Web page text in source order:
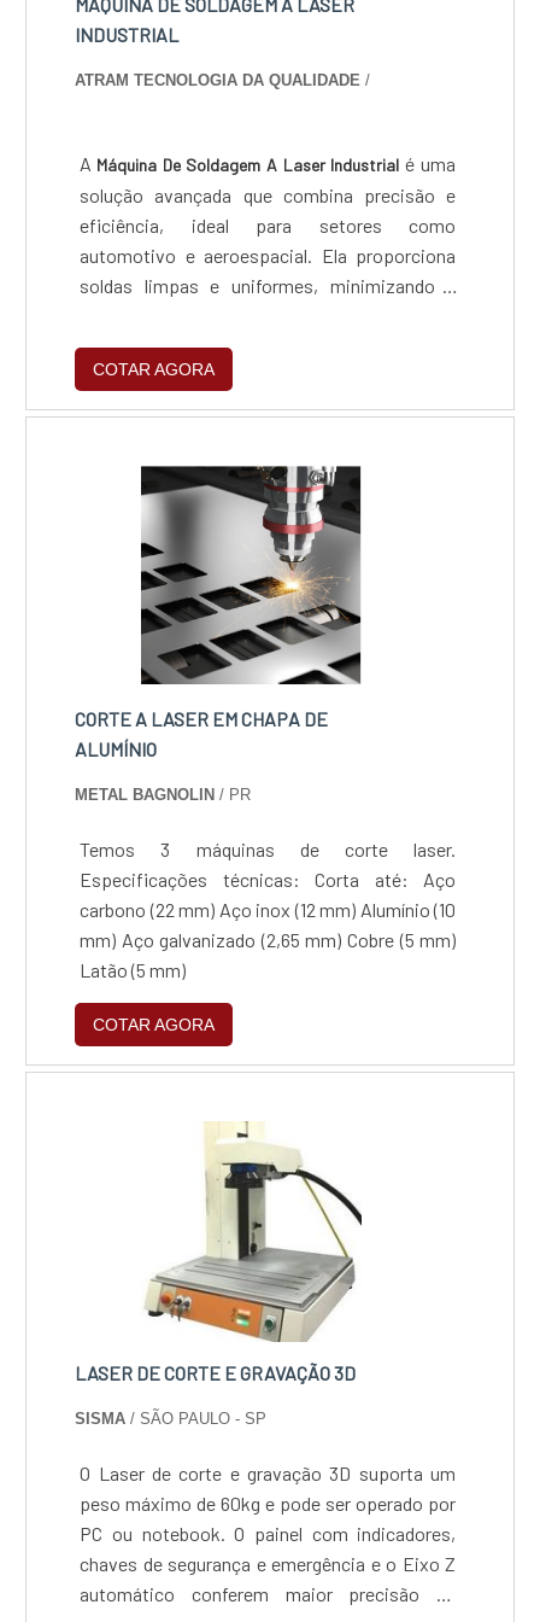
INDUSTRIAL
ATRAM TECNOLOGIA DA QUALIDADE /
A Máquina De Soldagem A Laser Industrial é uma
solução avançada que combina precisão e
eficiência, ideal para setores como
automotivo e aeroespacial. Ela proporciona
soldas limpas e uniformes, minimizando a
produtividade e redução de custos
operacionais e impactos ambientais.
COTAR AGORA
CORTE A LASER EM CHAPA DE
ALUMÍNIO
METAL BAGNOLIN / PR
Temos 3 máquinas de corte laser.
Especificações técnicas: Corta até: Aço
carbono (22 mm)‍ ‍Aço inox (12 mm)‍ ‍Alumínio (10
mm)‍ ‍Aço galvanizado (2,65 mm)‍ ‍Cobre (5 mm)
‍‍Latão (5 mm)
COTAR AGORA
LASER DE CORTE E GRAVAÇÃO 3D
SISMA / SÃO PAULO - SP
O Laser de corte e gravação 3D suporta um
peso máximo de 60kg e pode ser operado por
PC ou notebook. O painel com indicadores,
chaves de segurança e emergência e o Eixo Z
automático conferem maior precisão de